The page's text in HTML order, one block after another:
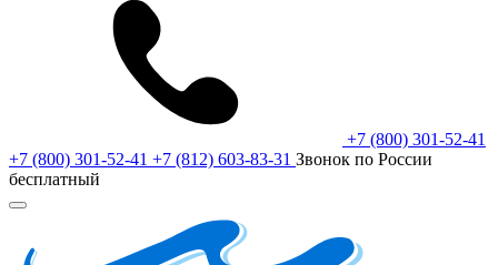
+7 (800) 301-52-41
+7 (800) 301-52-41 +7 (812) 603-83-31 Звонок по России
бесплатный